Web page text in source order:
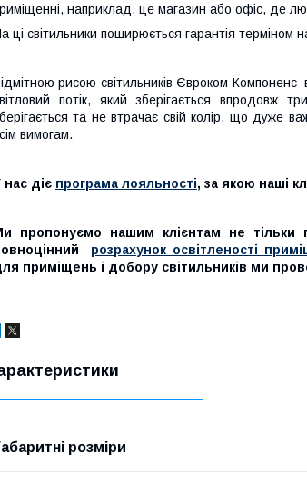
наприклад, це магазин або офіс, де
ці світильники поширюється гарантія терміном
рисою світильників Євроком Компоненс
потік, який зберігається впродовж
та не втрачає свій колір, що дуже
вимогам.
нас діє програма лояльності, за якою наші
пропонуємо нашим клієнтам не тільки
розрахунок освітленості
приміщень і добору світильників ми
розміри